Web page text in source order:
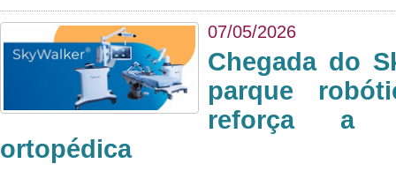
07/05/2026
Chegada do
parque
reforça a
ortopédica